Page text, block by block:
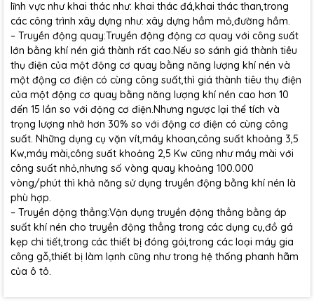
lĩnh vực như khai thác như: khai thác đá,khai thác than,trong
các công trình xây dựng như: xây dựng hầm mỏ,đường hầm.
– Truyền động quay:Truyền động động cơ quay với công suất
lớn bằng khí nén giá thành rất cao.Nếu so sánh giá thành tiêu
thụ điện của một động cơ quay bằng năng lượng khí nén và
một động cơ điện có cùng công suất,thì giá thành tiêu thụ điện
của một động cơ quay bằng năng lượng khí nén cao hơn 10
đến 15 lần so với động cơ điện.Nhưng ngược lại thể tích và
trọng lượng nhở hơn 30% so với động cơ điện có cùng công
suất. Những dụng cụ vặn vít,máy khoan,công suất khoảng 3,5
Kw,máy mài,công suất khoảng 2,5 Kw cũng như máy mài với
công suất nhỏ,nhưng số vòng quay khoảng 100.000
vòng/phút thì khả năng sử dụng truyền động bằng khí nén là
phù hợp.
– Truyền động thẳng:Vận dụng truyền động thẳng bằng áp
suất khí nén cho truyền động thẳng trong các dụng cụ,đồ gá
kẹp chi tiết,trong các thiết bị đóng gói,trong các loại máy gia
công gỗ,thiết bị làm lạnh cũng như trong hệ thống phanh hãm
của ô tô.